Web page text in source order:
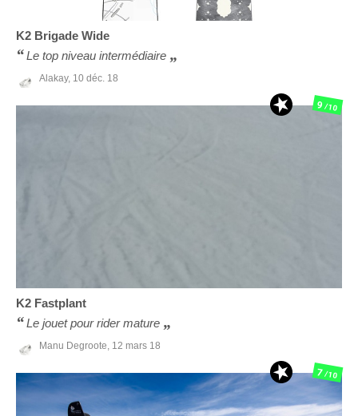
K2 Brigade Wide
Le top niveau intermédiaire
Alakay, 10 déc. 18
K2 Fastplant
Le jouet pour rider mature
Manu Degroote, 12 mars 18
9/10
7/10